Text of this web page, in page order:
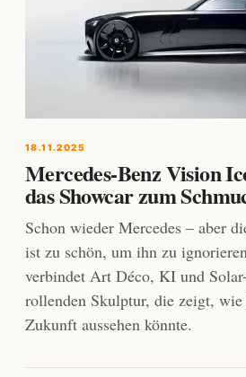
18.11.2025
Mercedes-Benz Vision
das Showcar zum
Schon wieder Mercedes – aber
ist zu schön, um ihn zu
verbindet Art Déco, KI und
rollenden Skulptur, die zeigt,
Zukunft aussehen könnte.